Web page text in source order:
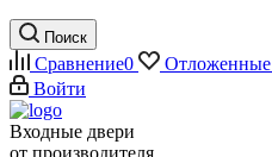
Поиск
Сравнение0 Отложенные
Войти
Входные двери
от производителя